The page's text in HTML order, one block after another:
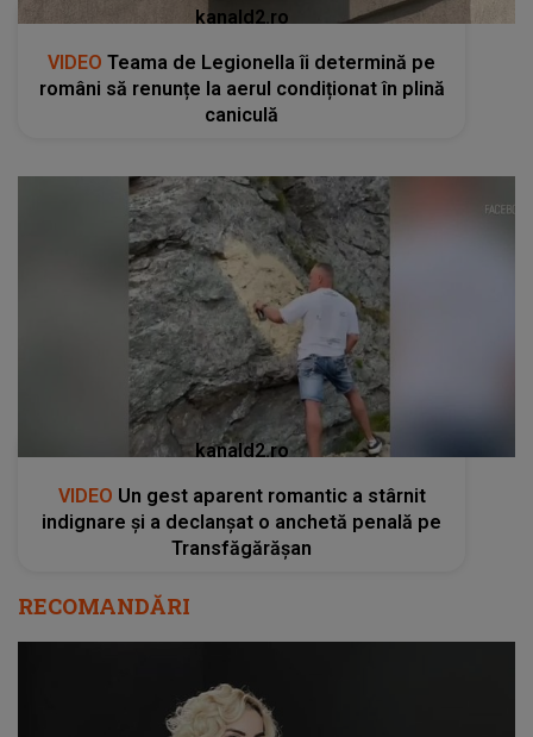
kanald2.ro
VIDEO Teama de Legionella îi determină pe
români să renunțe la aerul condiționat în plină
caniculă
kanald2.ro
VIDEO Un gest aparent romantic a stârnit
indignare și a declanșat o anchetă penală pe
Transfăgărășan
RECOMANDĂRI